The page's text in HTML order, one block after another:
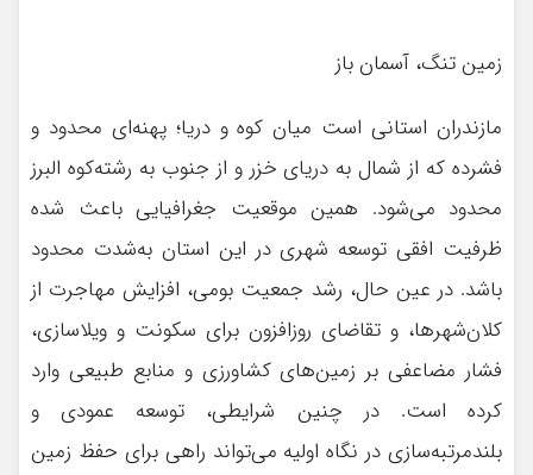
زمین تنگ، آسمان باز
مازندران استانی است میان کوه و دریا؛ پهنه‌ای محدود و
فشرده که از شمال به دریای خزر و از جنوب به رشته‌کوه البرز
محدود می‌شود. همین موقعیت جغرافیایی باعث شده
ظرفیت افقی توسعه شهری در این استان به‌شدت محدود
باشد. در عین حال، رشد جمعیت بومی، افزایش مهاجرت از
کلان‌شهرها، و تقاضای روزافزون برای سکونت و ویلاسازی،
فشار مضاعفی بر زمین‌های کشاورزی و منابع طبیعی وارد
کرده است. در چنین شرایطی، توسعه عمودی و
بلندمرتبه‌سازی در نگاه اولیه می‌تواند راهی برای حفظ زمین